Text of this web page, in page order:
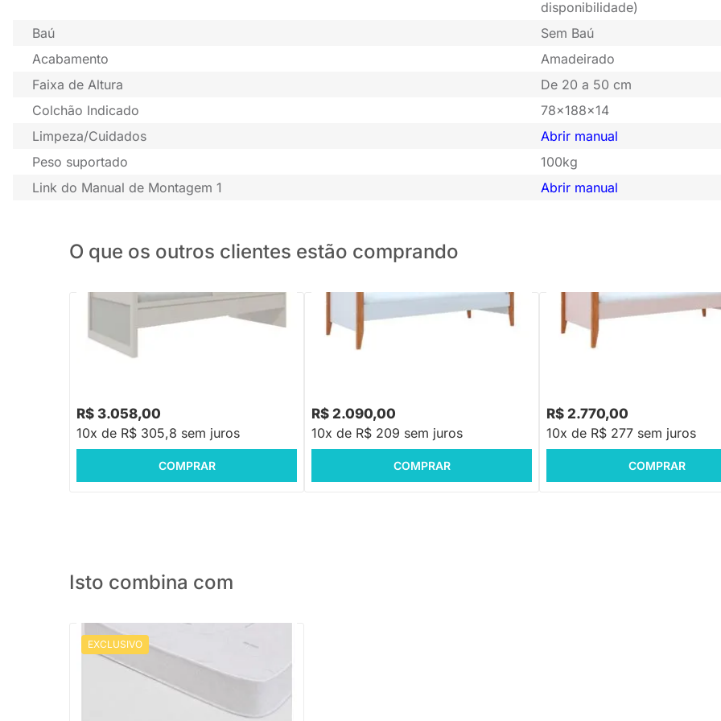
disponibilidade)
Baú
Sem Baú
Acabamento
Amadeirado
Faixa de Altura
De 20 a 50 cm
Colchão Indicado
78x188x14
Limpeza/Cuidados
Abrir manual
Peso suportado
100kg
Link do Manual de Montagem 1
Abrir manual
O que os outros clientes estão comprando
Cama Sofá Papaya Infantil MDF Eucalipto
- Areia
R$ 3.058,00
10x de R$ 305,8 sem juros
COMPRAR
Cama Solteiro Bo Color Infantil MDF -
Branco com Pés em Jequitibá
R$ 2.090,00
10x de R$ 209 sem juros
COMPRAR
Cama Sofá Bo Color Infantil MDF
Jequitibá - Rosa Old
R$ 2.770,00
10x de R$ 277 sem juros
COMPRAR
Isto combina com
EXCLUSIVO PRONTA ENTREGA
Colchão de Espuma Plummi Solteiro
78cmx1,88mx14cm D20